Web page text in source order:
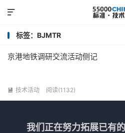

标签：BJMTR
京港地铁调研交流活动侧记
 技术活动 阅读(1132)
我们正在努力拓展已有